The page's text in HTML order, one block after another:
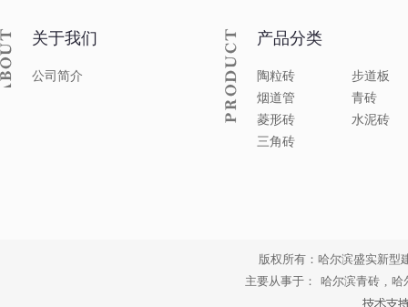
关于我们
公司简介
产品分类
陶粒砖
步道板
烟道管
青砖
菱形砖
水泥砖
三角砖
版权所有：哈尔滨盛实新型
主要从事于：
哈尔滨青砖 , 哈